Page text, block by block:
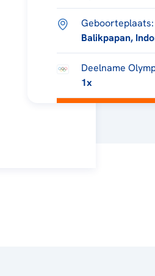
Geboorteplaats:
Balikpapan,
Deelname
1x